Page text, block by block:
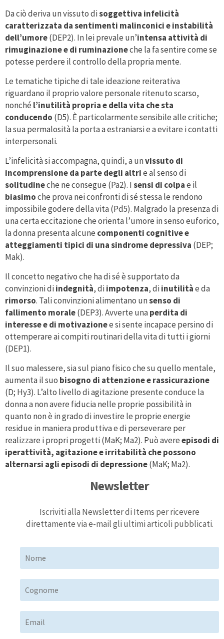
Da ciò deriva un vissuto disoggettiva infelicità
caratterizzata da sentimenti malinconici e instabilità
dell’umore(DEP2). In lei prevale un’intensa attività di
rimuginazione e di ruminazioneche la fa sentire come se
potesse perdere il controllo della propria mente.
Le tematiche tipiche di tale ideazione reiterativa
riguardano il proprio valore personale ritenuto scarso,
nonché l’inutilità propria e della vita che sta
conducendo (D5). È particolarmente sensibile alle critiche;
la sua permalosità la porta a estraniarsi e a evitare i contatti
interpersonali.
L’infelicità si accompagna, quindi, a unvissuto di
incomprensione da parte degli altrie al senso di
solitudineche ne consegue (Pa2). Isensi di colpae il
biasimoche prova nei confronti di sé stessa le rendono
impossibile godere della vita (Pd5). Malgrado la presenza di
una certa eccitazione che orienta l’umore in senso euforico,
la donna presenta alcune componenti cognitive e
atteggiamenti tipici di una sindrome depressiva (DEP;
Mak).
Il concetto negativo che ha di sé è supportato da
convinzioni diindegnità, diimpotenza, diinutilitàe da
rimorso. Tali convinzioni alimentano unsenso di
fallimento morale(DEP3). Avverte unaperdita di
interesse e di motivazionee si sente incapace persino di
ottemperare ai compiti routinari della vita di tutti i giorni
(DEP1).
Il suo malessere, sia sul piano fisico che su quello mentale,
aumenta il suo bisogno di attenzione e rassicurazione
(D; Hy3). L’alto livello di agitazione presente conduce la
donna a non avere fiducia nelle proprie possibilità in
quanto non è in grado di investire le proprie energie
residue in maniera produttiva e di perseverare per
realizzare i propri progetti (MaK; Ma2). Può avereepisodi di
iperattività, agitazione e irritabilità che possono
alternarsi agli episodi di depressione(MaK; Ma2).
Newsletter
Iscriviti alla Newsletter di Items per ricevere
direttamente via e-mail gli ultimi articoli pubblicati.